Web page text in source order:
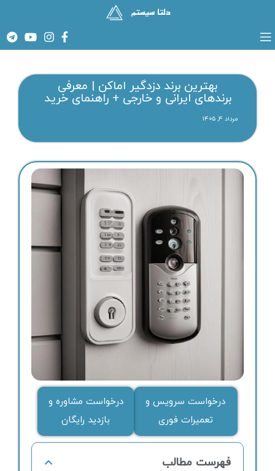
بهترین برند دزدگیر اماکن | معرفی
برندهای ایرانی و خارجی + راهنمای خرید
مرداد ۴, ۱۴۰۵
درخواست سرویس و
تعمیرات فوری
درخواست مشاوره و
بازدید رایگان
فهرست مطالب